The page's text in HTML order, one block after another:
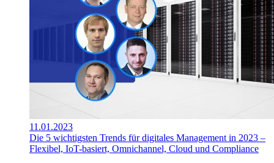
11.01.2023
Die 5 wichtigsten Trends für digitales Management in 2023 –
Flexibel, IoT-basiert, Omnichannel, Cloud und Compliance